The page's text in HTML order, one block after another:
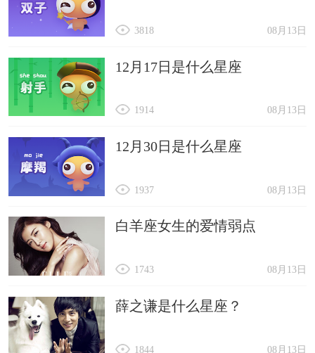
08月13日
3818
12月17日是什么星座
08月13日
1914
12月30日是什么星座
08月13日
1937
白羊座女生的爱情弱点
08月13日
1743
薛之谦是什么星座？
08月13日
1844